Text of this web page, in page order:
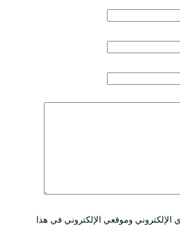
وموقعي الإلكتروني في هذا